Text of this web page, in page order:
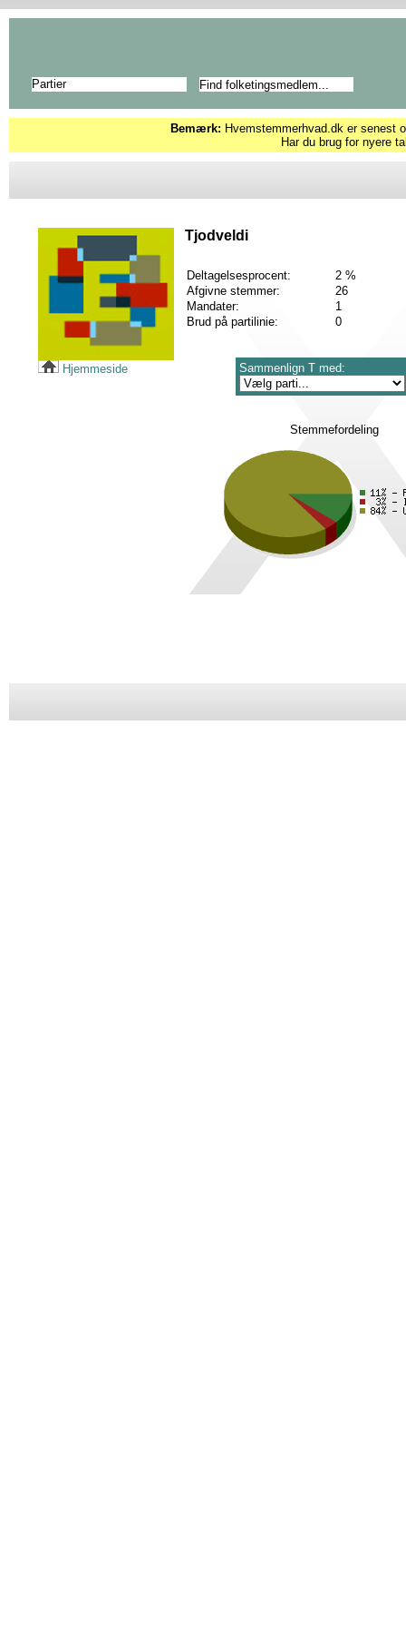
Partier
Bemærk: Hvemstemmerhvad.dk er senest
Har du brug for nyere
Hjemmeside
Tjodveldi
Deltagelsesprocent:
2 %
Afgivne stemmer:
26
Mandater:
1
Brud på partilinie:
0
Sammenlign T med:
Stemmefordeling